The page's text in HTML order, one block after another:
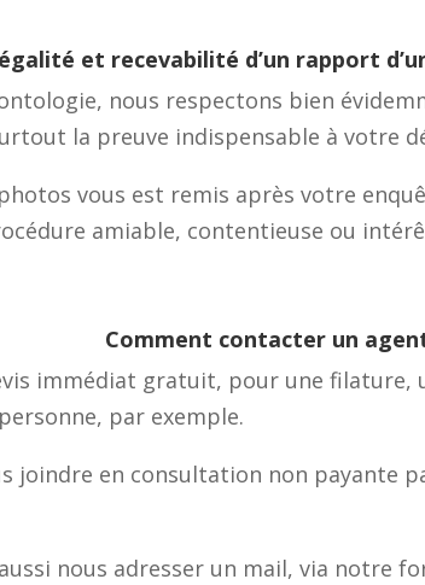
et recevabilité d’un rapport
nous respectons bien
la preuve indispensable à votre
vous est remis après votre
amiable, contentieuse ou
Comment contacter un
immédiat gratuit, pour une filature,
par exemple.
joindre en consultation non payante
nous adresser un mail, via notre